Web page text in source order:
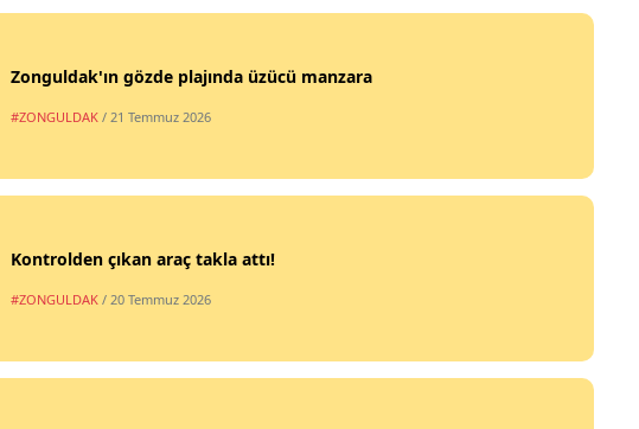
Zonguldak'ın gözde plajında üzücü manzara
#ZONGULDAK / 21 Temmuz 2026
Kontrolden çıkan araç takla attı!
#ZONGULDAK / 20 Temmuz 2026